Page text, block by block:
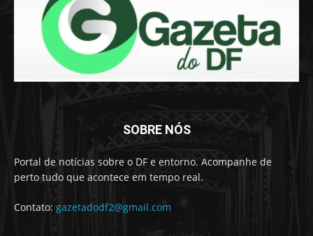
SOBRE NÓS
Portal de notícias sobre o DF e entorno. Acompanhe de
perto tudo que acontece em tempo real.
Contato: gazetadodf2@gmail.com